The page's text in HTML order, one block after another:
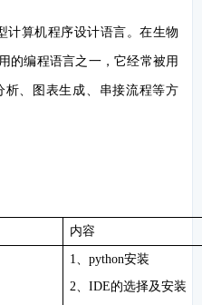
计算机程序设计语言。在生物
的编程语言之一，它经常被用
、图表生成、串接流程等方
内容
1、python安装
2、IDE的选择及安装